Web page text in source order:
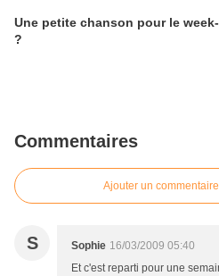
Une petite chanson pour le
?
Commentaires
Ajouter un commentaire
S Sophie 16/03/2009 05:40
Et c'est reparti pour une